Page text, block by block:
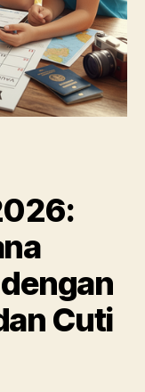
Cuti